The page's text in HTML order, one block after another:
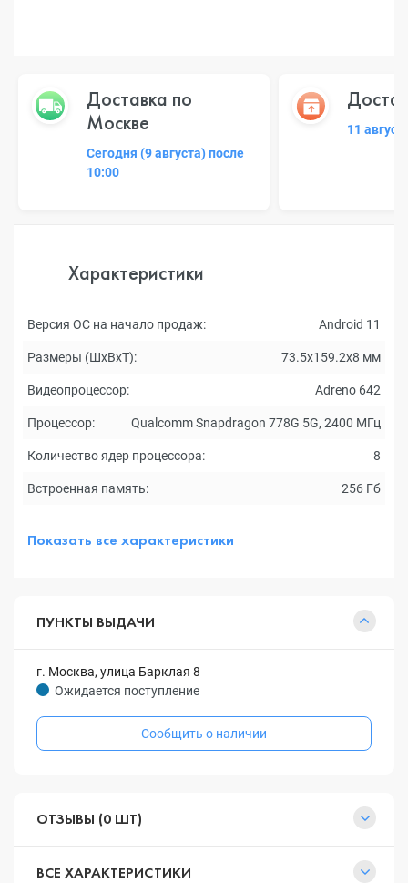
Доставка по
Москве
Сегодня (9 августа) после
10:00
11
Характеристики
Версия ОС на начало продаж: Android 11
Размеры (ШxВxТ): 73.5x159.2x8 мм
Видеопроцессор: Adreno 642
Процессор: Qualcomm Snapdragon 778G 5G, 2400 МГц
Количество ядер процессора: 8
Встроенная память: 256 Гб
Показать все характеристики
ПУНКТЫ ВЫДАЧИ
г. Москва, улица Барклая 8
Ожидается поступление
Сообщить о наличии
ОТЗЫВЫ (0 ШТ)
ВСЕ ХАРАКТЕРИСТИКИ